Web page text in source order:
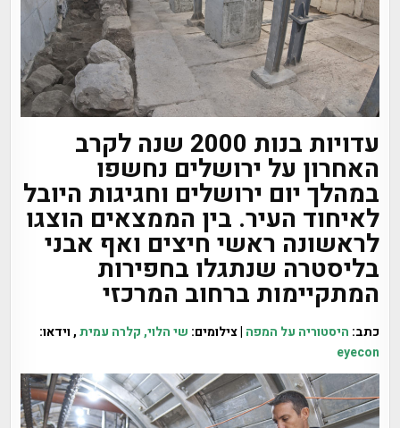
עדויות בנות 2000 שנה לקרב
האחרון על ירושלים נחשפו
במהלך יום ירושלים וחגיגות היובל
לאיחוד העיר. בין הממצאים הוצגו
לראשונה ראשי חיצים ואף אבני
בליסטרה שנתגלו בחפירות
המתקיימות ברחוב המרכזי
כתב: היסטוריה על המפה | צילומים: שי הלוי,קלרה עמית, וידאו:
eyecon